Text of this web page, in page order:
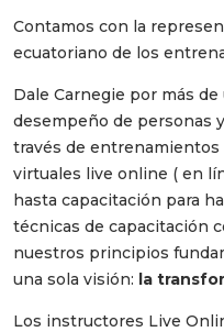
Contamos con la
ecuatoriano de los
Dale Carnegie por más
desempeño de personas
través de
virtuales live online ( en
hasta capacitación para
técnicas de capacitación
nuestros principios
una sola visión: la
Los instructores Live